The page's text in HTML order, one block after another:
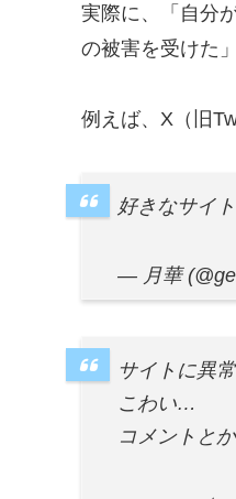
実際に、「自分
の被害を受けた
例えば、X（旧
好きなサイ
— 月華
サイトに異
こわい…
コメントと